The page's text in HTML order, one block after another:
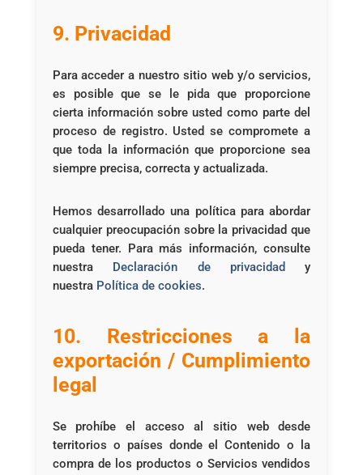
9. Privacidad
Para acceder a nuestro sitio web y/o servicios,
es posible que se le pida que proporcione
cierta información sobre usted como parte del
proceso de registro. Usted se compromete a
que toda la información que proporcione sea
siempre precisa, correcta y actualizada.
Hemos desarrollado una política para abordar
cualquier preocupación sobre la privacidad que
pueda tener. Para más información, consulte
nuestra
Declaración de privacidad
y
nuestra Política de cookies.
10. Restricciones a la
exportación / Cumplimiento
legal
Se prohíbe el acceso al sitio web desde
territorios o países donde el Contenido o la
compra de los productos o Servicios vendidos